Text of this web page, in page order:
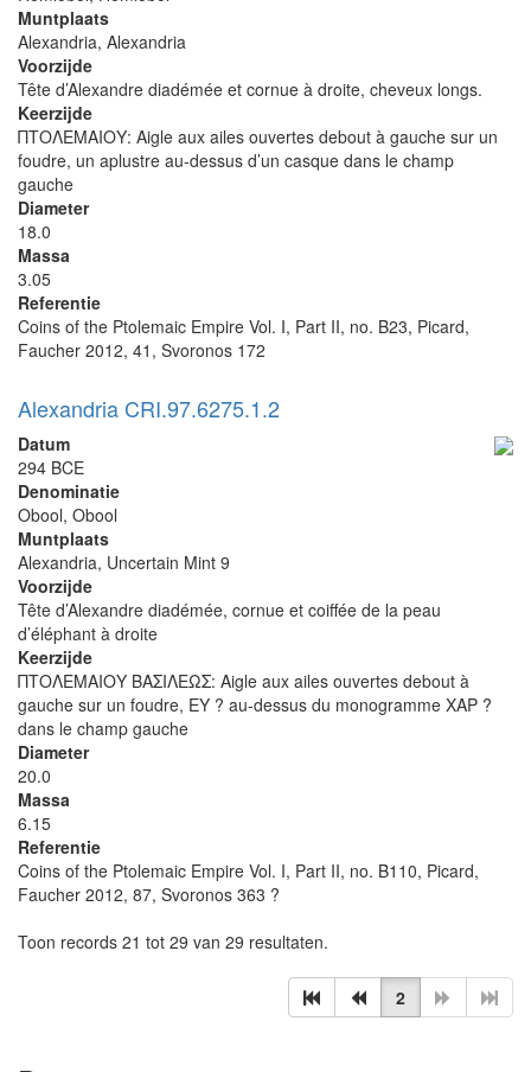
Muntplaats
Alexandria, Alexandria
Voorzijde
Tête d’Alexandre diadémée et cornue à droite, cheveux longs.
Keerzijde
ΠΤΟΛΕΜΑΙΟΥ: Aigle aux ailes ouvertes debout à gauche sur un
foudre, un aplustre au-dessus d’un casque dans le champ
gauche
Diameter
18.0
Massa
3.05
Referentie
Coins of the Ptolemaic Empire Vol. I, Part II, no. B23, Picard,
Faucher 2012, 41, Svoronos 172
Alexandria CRI.97.6275.1.2
Datum
294 BCE
Denominatie
Obool, Obool
Muntplaats
Alexandria, Uncertain Mint 9
Voorzijde
Tête d’Alexandre diadémée, cornue et coiffée de la peau
d’éléphant à droite
Keerzijde
ΠΤΟΛΕΜΑΙΟΥ ΒΑΣΙΛΕΩΣ: Aigle aux ailes ouvertes debout à
gauche sur un foudre, EY ? au-dessus du monogramme XAP ?
dans le champ gauche
Diameter
20.0
Massa
6.15
Referentie
Coins of the Ptolemaic Empire Vol. I, Part II, no. B110, Picard,
Faucher 2012, 87, Svoronos 363 ?
Toon records 21 tot 29 van 29 resultaten.
2